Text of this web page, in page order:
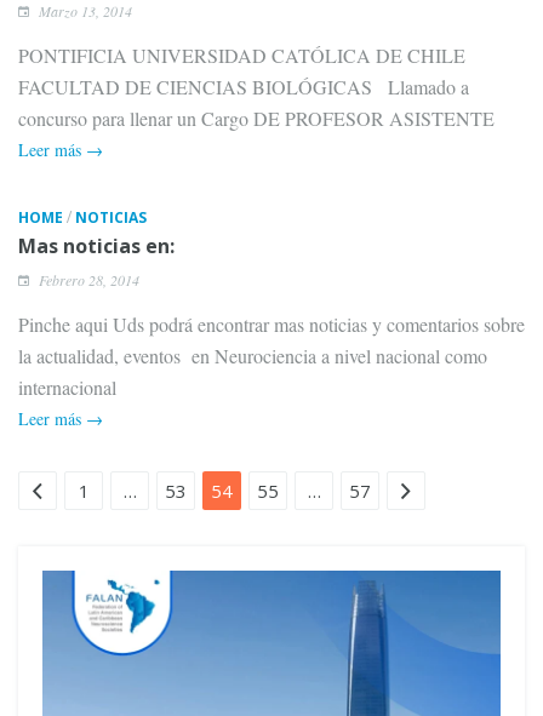
Marzo 13, 2014
PONTIFICIA UNIVERSIDAD CATÓLICA DE CHILE
FACULTAD DE CIENCIAS BIOLÓGICAS Llamado a
concurso para llenar un Cargo DE PROFESOR ASISTENTE
Leer más →
HOME / NOTICIAS
Mas noticias en:
Febrero 28, 2014
Pinche aqui Uds podrá encontrar mas noticias y comentarios sobre
la actualidad, eventos en Neurociencia a nivel nacional como
internacional
Leer más →
Navegación de entradas
1 … 53 54 55 … 57